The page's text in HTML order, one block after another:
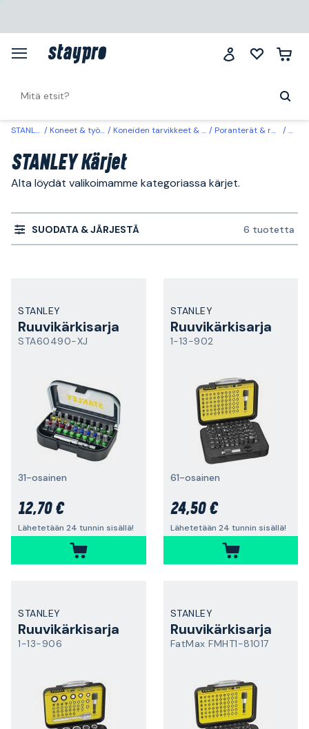
STANLEY Koneet & työkalut Koneiden tarvikkeet & käyttöosat Poranterät & ruuvauskärjet
STANLEY Kärjet
Alta löydät valikoimamme kategoriassa kärjet.
SUODATA & JÄRJESTÄ 6 tuotetta
STANLEY
Ruuvikärkisarja
STA60490-XJ
31-osainen
12,70 €
Lähetetään 24 tunnin sisällä!
STANLEY
Ruuvikärkisarja
1-13-902
61-osainen
24,50 €
Lähetetään 24 tunnin sisällä!
STANLEY
Ruuvikärkisarja
1-13-906
STANLEY
Ruuvikärkisarja
FatMax FMHT1-81017